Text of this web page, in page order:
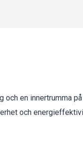
en innertrumma
och